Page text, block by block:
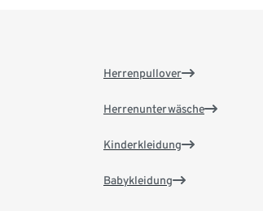
Herrenpullover
Herrenunterwäsche
Kinderkleidung
Babykleidung